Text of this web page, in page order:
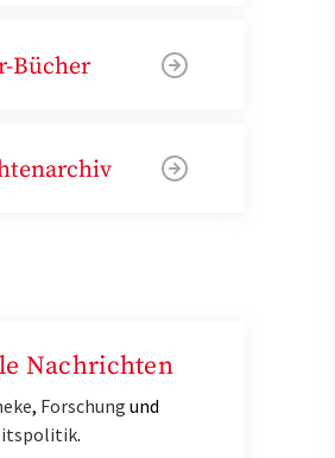
Bücher
Nachrichten
, Forschung und
.